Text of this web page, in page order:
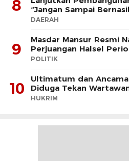
8
“Jangan Sampai
PLTD
DAERAH
9
Masdar Mansur Resmi
Perjuangan Halsel
POLITIK
10
Ultimatum dan
Diduga Tekan
HUKRIM